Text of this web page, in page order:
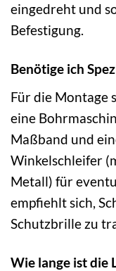
eingedreht und
Befestigung.
Benötige ich
Für die Montage
eine
Maßband und
Winkelschleifer
Metall) für
empfiehlt sich,
Schutzbrille zu
Wie lange ist die